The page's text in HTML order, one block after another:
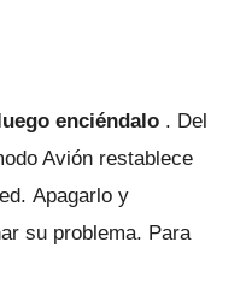
enciéndalo . Del
Avión restablece
Apagarlo y
su problema. Para